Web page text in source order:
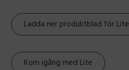
Ladda ner produktblad för Lite
Kom igång med Lite